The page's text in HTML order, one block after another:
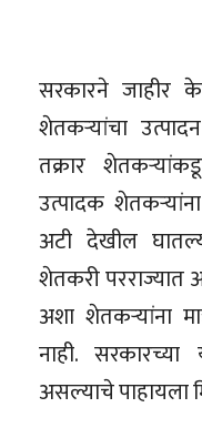
सरकारने जाहीर
शेतकऱ्यांचा
तक्रार
उत्पादक
अटी देखील
शेतकरी परराज्यात
अशा शेतकऱ्यांना
नाही.
असल्याचे